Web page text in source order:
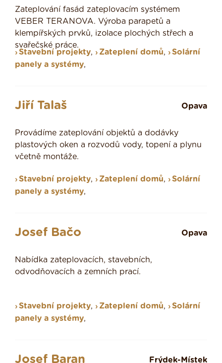
Zateplování fasád zateplovacím systémem
VEBER TERANOVA. Výroba parapetů a
klempířských prvků, izolace plochých střech a
svařečské práce.
Stavební projekty, Zateplení domů,
Solární
panely a systémy,
Jiří Talaš Opava
Provádíme zateplování objektů a dodávky
plastových oken a rozvodů vody, topení a plynu
včetně montáže.
Stavební projekty, Zateplení domů,
Solární
panely a systémy,
Josef Bačo Opava
Nabídka zateplovacích, stavebních,
odvodňovacích a zemních prací.
Stavební projekty, Zateplení domů,
Solární
panely a systémy,
Josef Baran Frýdek-Místek